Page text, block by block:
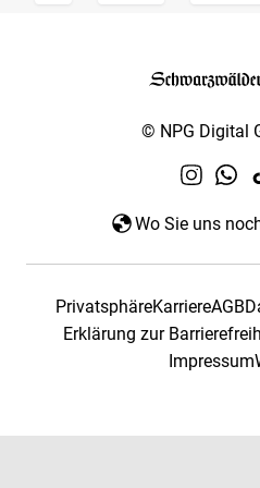
© NPG Digital
Wo Sie uns
PrivatsphäreKarriereAGB
Erklärung zur
Impressum